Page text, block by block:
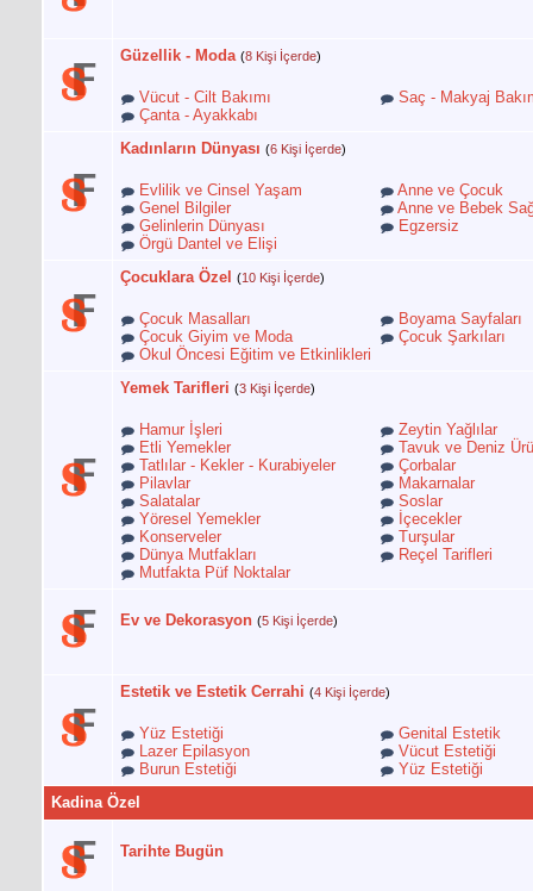
Güzellik - Moda (8 Kişi İçerde)
Vücut - Cilt Bakımı
Saç - Makyaj
Çanta - Ayakkabı
Kadınların Dünyası (6 Kişi İçerde)
Evlilik ve Cinsel Yaşam
Anne ve Çocuk
Genel Bilgiler
Anne ve Bebek
Gelinlerin Dünyası
Egzersiz
Örgü Dantel ve Elişi
Çocuklara Özel
(10 Kişi İçerde)
Çocuk Masalları
Boyama Sayfaları
Çocuk Giyim ve Moda
Çocuk Şarkıları
Okul Öncesi Eğitim ve Etkinlikleri
Yemek Tarifleri (3 Kişi İçerde)
Hamur İşleri
Zeytin Yağlılar
Etli Yemekler
Tavuk ve Deniz
Tatlılar - Kekler - Kurabiyeler
Çorbalar
Pilavlar
Makarnalar
Salatalar
Soslar
Yöresel Yemekler
İçecekler
Konserveler
Turşular
Dünya Mutfakları
Reçel Tarifleri
Mutfakta Püf Noktalar
Ev ve Dekorasyon (5 Kişi İçerde)
Estetik ve Estetik Cerrahi (4 Kişi İçerde)
Yüz Estetiği
Genital Estetik
Lazer Epilasyon
Vücut Estetiği
Burun Estetiği
Yüz Estetiği
Kadina Özel
Tarihte Bugün